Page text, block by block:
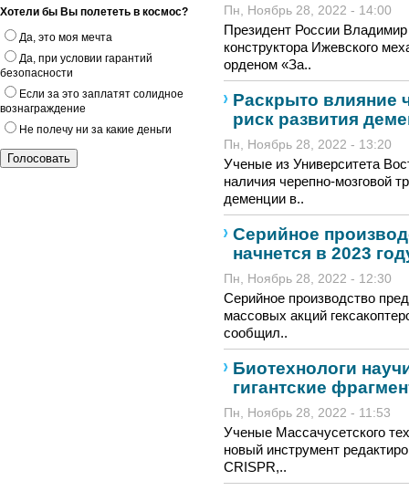
Хотели бы Вы полететь в космос?
Да, это моя мечта
Да, при условии гарантий
безопасности
Если за это заплатят солидное
вознаграждение
Не полечу ни за какие деньги
Пн, Ноябрь 28, 2022 - 14:00
Президент России
конструктора Ижевского
орденом «За..
Раскрыто влияние
риск развития
Пн, Ноябрь 28, 2022 - 13:20
Ученые из Университета
наличия черепно-мозговой
деменции в..
Серийное
начнется в 2023
Пн, Ноябрь 28, 2022 - 12:30
Серийное производство
массовых акций
сообщил..
Биотехнологи
гигантские
Пн, Ноябрь 28, 2022 - 11:53
Ученые Массачусетского
новый инструмент
CRISPR,..